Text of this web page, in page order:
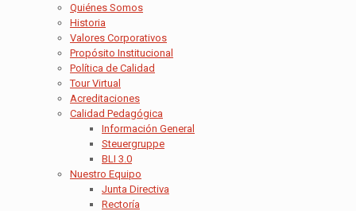
Quiénes Somos
Historia
Valores Corporativos
Propósito Institucional
Política de Calidad
Tour Virtual
Acreditaciones
Calidad Pedagógica
Información General
Steuergruppe
BLI 3.0
Nuestro Equipo
Junta Directiva
Rectoría